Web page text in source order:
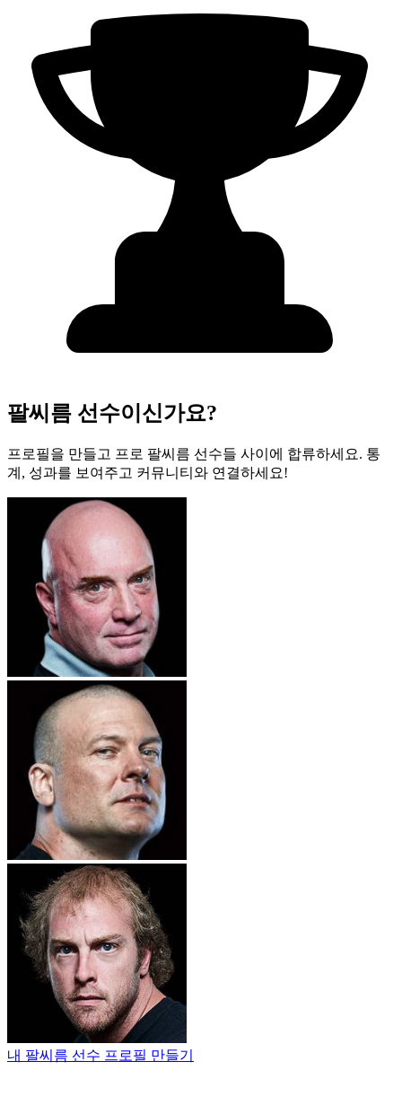
팔씨름 선수이신가요?
프로필을 만들고 프로 팔씨름 선수들 사이에 합류하세요. 통
계, 성과를 보여주고 커뮤니티와 연결하세요!
내 팔씨름 선수 프로필 만들기